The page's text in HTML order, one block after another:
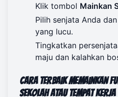
Klik tombol Mainkan
Pilih senjata Anda
yang lucu.
Tingkatkan
maju dan kalahkan
Cara Terbaik Memainkan
Sekolah atau Tempat Kerja